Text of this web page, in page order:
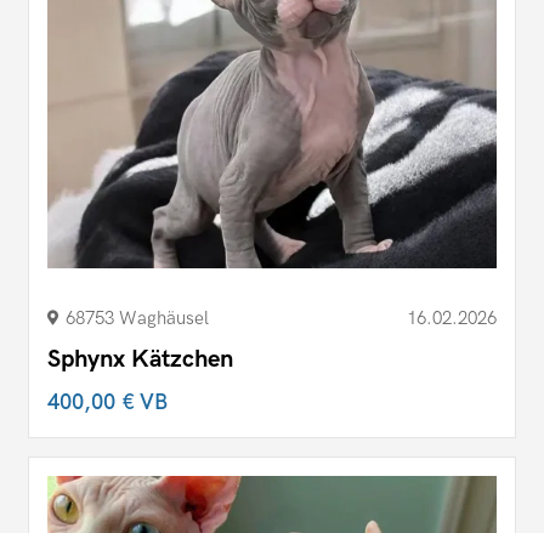
68753 Waghäusel 16.02.2026
Sphynx Kätzchen
400,00 €VB